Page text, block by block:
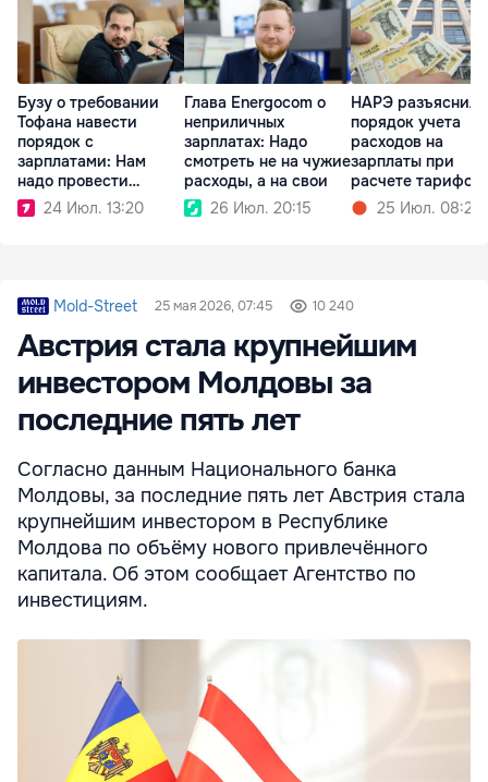
Бузу о требовании
Тофана навести
порядок с
зарплатами: Нам
надо провести
чистку24 Июл. 13:20
Глава Energocom о
неприличных
зарплатах: Надо
смотреть не на чужие
расходы, а на свои
26 Июл. 20:15
НАРЭ разъяснило
порядок учета
расходов на
зарплаты при
расчете тарифов
25 Июл. 08:25
Mold-Street 25 мая 2026, 07:45 10 240
Австрия стала крупнейшим
инвестором Молдовы за
последние пять лет
Согласно данным Национального банка
Молдовы, за последние пять лет Австрия стала
крупнейшим инвестором в Республике
Молдова по объёму нового привлечённого
капитала. Об этом сообщает Агентство по
инвестициям.